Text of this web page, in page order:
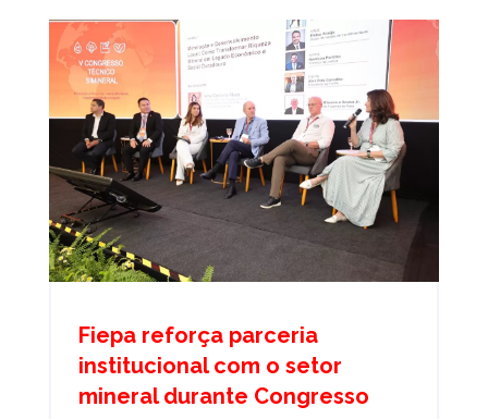
Fiepa reforça parceria
institucional com o setor
mineral durante Congresso